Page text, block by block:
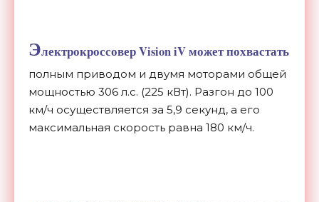
Электрокроссовер Vision iV может похвастать
полным приводом и двумя моторами общей
мощностью 306 л.с. (225 кВт). Разгон до 100
км/ч осуществляется за 5,9 секунд, а его
максимальная скорость равна 180 км/ч.